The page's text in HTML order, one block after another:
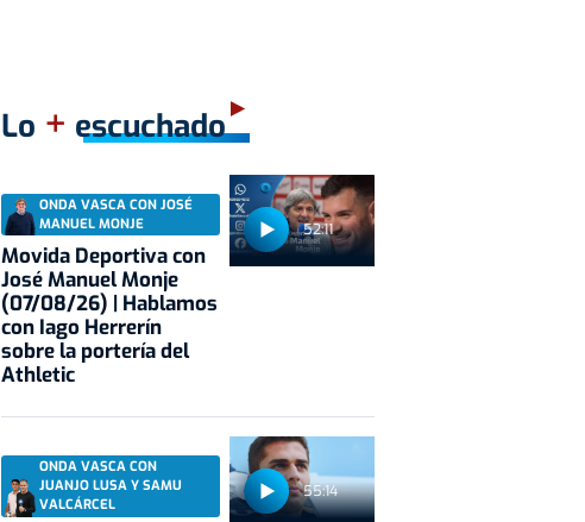
Lo + escuchado
52:11
ONDA VASCA CON JOSÉ
MANUEL MONJE
Movida Deportiva con
José Manuel Monje
(07/08/26) | Hablamos
con Iago Herrerín
sobre la portería del
Athletic
55:14
ONDA VASCA CON
JUANJO LUSA Y SAMU
VALCÁRCEL